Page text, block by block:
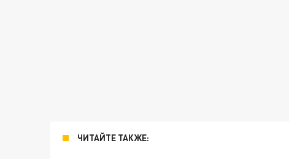
ЧИТАЙТЕ ТАКЖЕ: